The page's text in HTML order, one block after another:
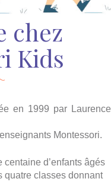
chez
Kids
en 1999 par Laurence
Montessori.
centaine d’enfants âgés
quatre classes donnant